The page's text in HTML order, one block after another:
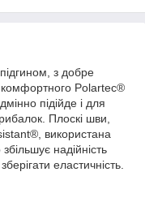
з добре
комфортного Polartec®
підійде і для
Плоскі шви,
використана
надійність
еластичність.